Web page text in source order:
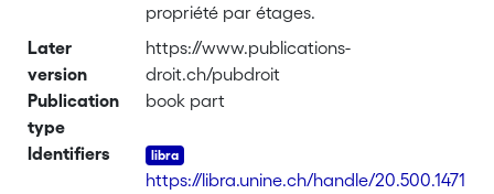
propriété par étages.
Later
version
https://www.publications-
droit.ch/pubdroit
Publication
type
book part
Identifiers
https://libra.unine.ch/handle/20.500.1471